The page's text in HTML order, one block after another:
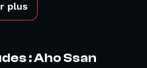
plus
: Aho Ssan